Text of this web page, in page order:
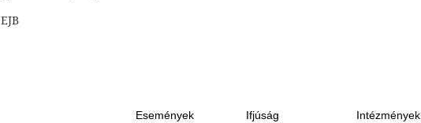
EJB
Események Ifjúság Intézmények